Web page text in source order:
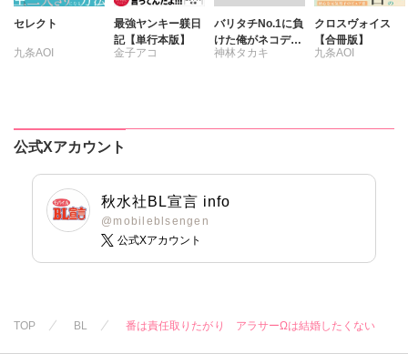
セレクト
九条AOI
最強ヤンキー躾日
記【単行本版】
金子アコ
バリタチNo.1に負
けた俺がネコデビ
ューするまで【R
神林タカキ
クロスヴォイス
【合冊版】
九条AOI
公式Xアカウント
秋水社BL宣言 info
@mobileblsengen
公式Xアカウント
TOP BL 番は責任取りたがり アラサーΩは結婚したくない